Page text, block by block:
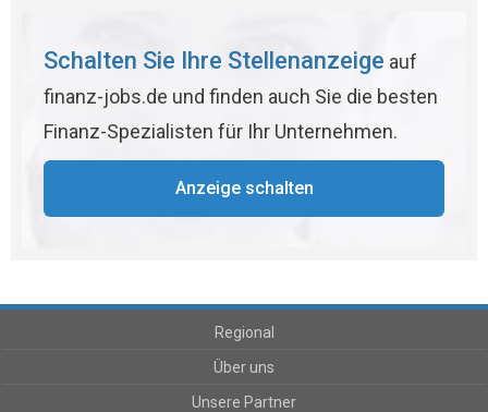
Schalten Sie Ihre Stellenanzeige auf
finanz-jobs.de und finden auch Sie die besten
Finanz-Spezialisten für Ihr Unternehmen.
Anzeige schalten
Regional
Über uns
Unsere Partner